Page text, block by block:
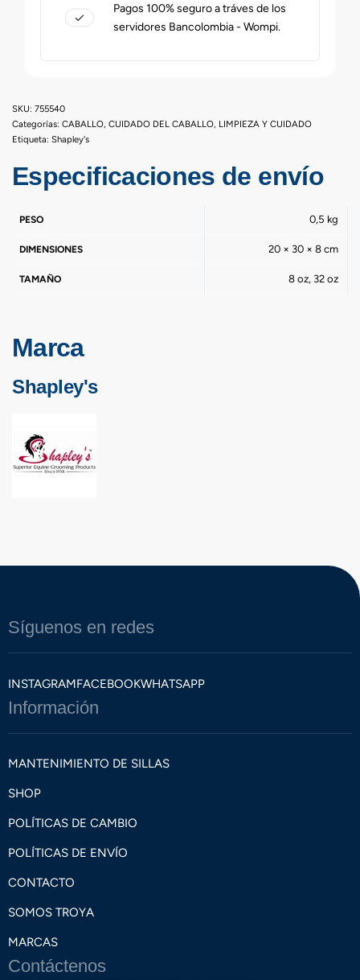
Pagos 100% seguro a tráves de los
servidores Bancolombia - Wompi.
755540
Categorías: CABALLO CUIDADO DEL CABALLO LIMPIEZA Y CUIDADO
Etiqueta: Shapley's
Especificaciones de envío
PESO 0,5 kg
DIMENSIONES 20 × 30 × 8 cm
TAMAÑO 8 oz, 32 oz
Marca
Shapley's
Síguenos en redes
INSTAGRAMFACEBOOKWHATSAPP
Información
MANTENIMIENTO DE SILLAS
SHOP
POLÍTICAS DE CAMBIO
POLÍTICAS DE ENVÍO
CONTACTO
SOMOS TROYA
MARCAS
Contáctenos